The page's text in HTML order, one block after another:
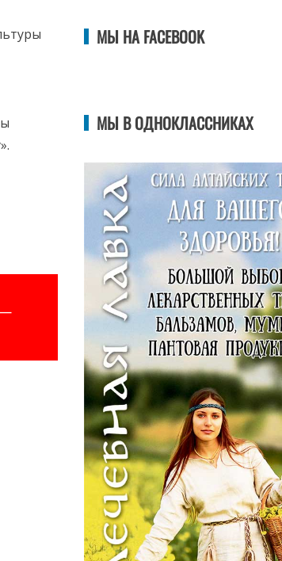
МЫ НА FACEBOOK
МЫ В ОДНОКЛАССНИКАХ